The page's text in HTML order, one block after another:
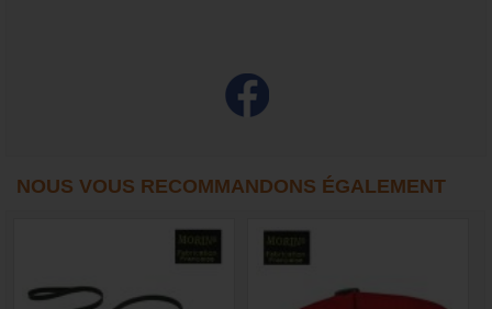
NOUS VOUS RECOMMANDONS ÉGALEMENT